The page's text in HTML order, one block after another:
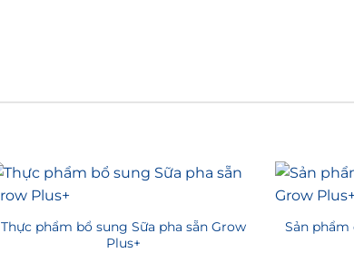
Thực phẩm bổ sung Sữa pha sẵn Grow
Plus+
Sản